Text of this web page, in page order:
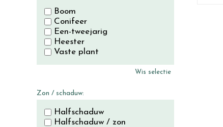
Boom
Conifeer
Een-tweejarig
Heester
Vaste plant
Wis selectie
Zon / schaduw:
Halfschaduw
Halfschaduw / zon